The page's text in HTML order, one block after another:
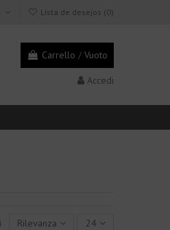
Lista de desejos (0)
Carrello / Vuoto
Accedi
Rilevanza 24